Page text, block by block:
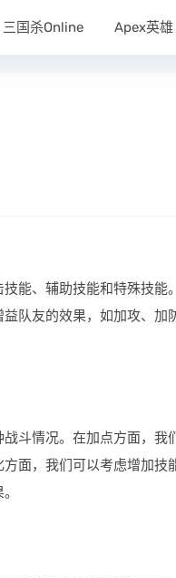
三国杀Online Apex英雄
能、辅助技能和特殊技能
队友的效果，如加攻、加
斗情况。在加点方面，我
面，我们可以考虑增加技